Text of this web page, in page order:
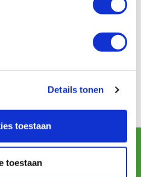
Details tonen
toestaan
toestaan
Toch kijk ik nog iedere
slijp ik ze op een Tormek
Voor de afwerking (de
scherpte krijgt."
und Tipps.